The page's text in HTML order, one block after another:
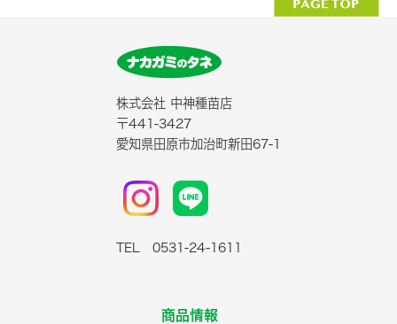
株式会社 中神種苗店
〒441-3427
愛知県田原市加治町新田67-1
TEL 0531-24-1611
商品情報